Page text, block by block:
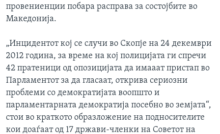
провениенции побара расправа за состојбите во
Македонија.
„Инцидентот кој се случи во Скопје на 24 декември
2012 година, за време на кој полицијата ги спречи
42 пратеници од опозицијата да имааат пристап во
Парламентот за да гласаат, открива сериозни
проблеми со демократијата воопшто и
парламентарната демократија посебно во земјата“,
стои во краткото образложение на подносителите
кои доаѓаат од 17 држави-членки на Советот на